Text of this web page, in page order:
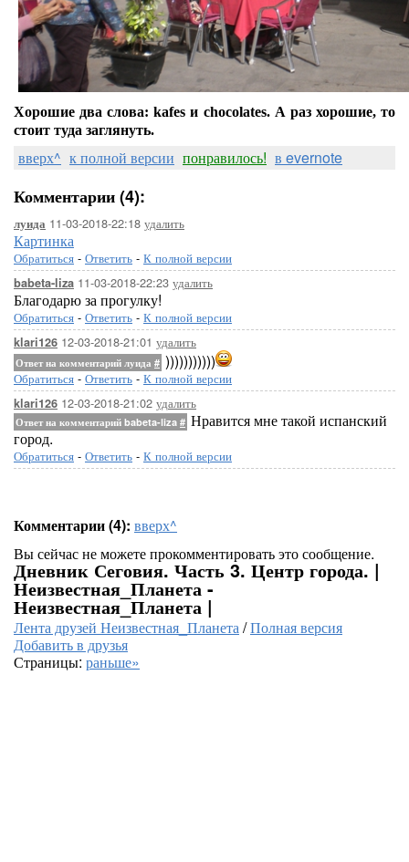
Хорошие два слова: kafes и chocolates. А раз хорошие, то
стоит туда заглянуть.
вверх^ к полной версии понравилось! в evernote
Комментарии (4):
луида 11-03-2018-22:18 удалить
Картинка
Обратиться - Ответить - К полной версии
babeta-liza 11-03-2018-22:23 удалить
Благодарю за прогулку!
Обратиться - Ответить - К полной версии
klari126 12-03-2018-21:01 удалить
Ответ на комментарий луида # )))))))))))
Обратиться - Ответить - К полной версии
klari126 12-03-2018-21:02 удалить
Ответ на комментарий babeta-liza # Нравится мне такой испанский
город.
Обратиться - Ответить - К полной версии
Комментарии (4): вверх^
Вы сейчас не можете прокомментировать это сообщение.
Дневник Сеговия. Часть 3. Центр города. |
Неизвестная_Планета -
Неизвестная_Планета |
Лента друзей Неизвестная_Планета/Полная версия
Добавить в друзья
Страницы: раньше»